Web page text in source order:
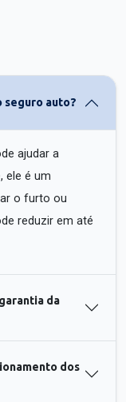
seguro auto?
ajudar a
ele é um
o furto ou
reduzir em até
da
dos